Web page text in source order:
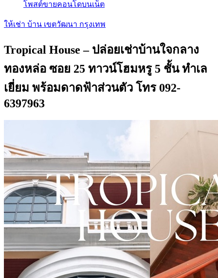
โพสต์ขายคอนโดบนเน็ต
ให้เช่า บ้าน เขตวัฒนา กรุงเทพ
Tropical House – ปล่อยเช่าบ้านใจกลาง
ทองหล่อ ซอย 25 ทาวน์โฮมหรู 5 ชั้น ทำเล
เยี่ยม พร้อมดาดฟ้าส่วนตัว โทร 092-
6397963